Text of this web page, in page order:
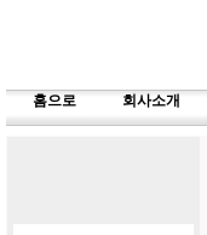
홈으로 회사소개